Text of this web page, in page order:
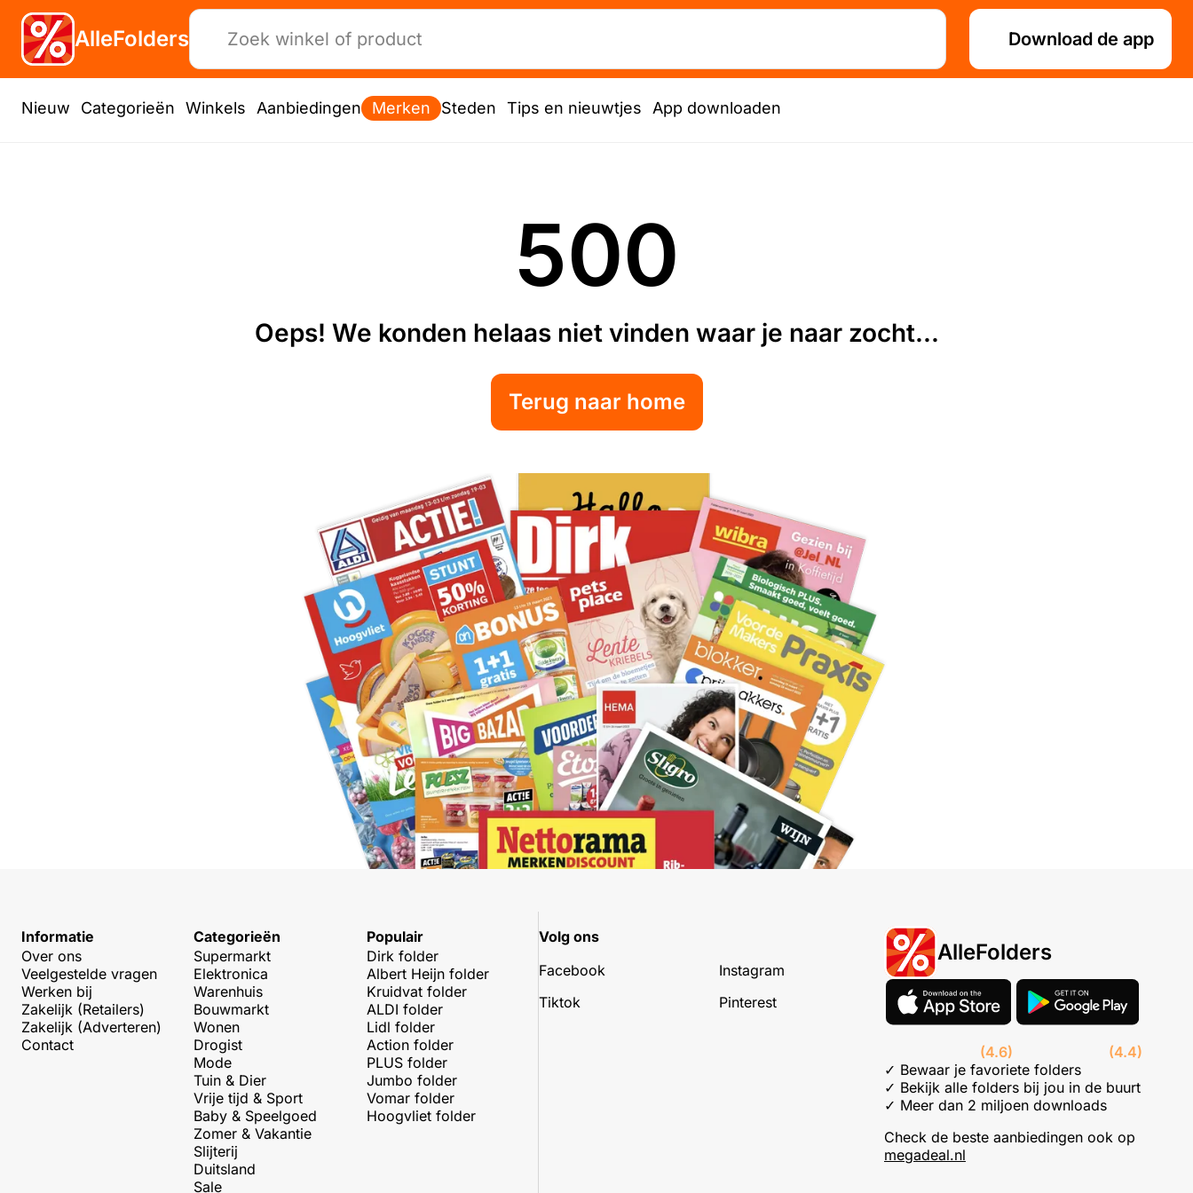
AlleFolders Download de app
Nieuw Categorieën Winkels Aanbiedingen Merken Steden Tips en nieuwtjes App downloaden
500
Oeps! We konden helaas niet vinden waar je naar zocht...
Terug naar home
Informatie
Over ons
Veelgestelde vragen
Werken bij
Zakelijk (Retailers)
Zakelijk (Adverteren)
Contact
Categorieën
Supermarkt
Elektronica
Warenhuis
Bouwmarkt
Wonen
Drogist
Mode
Tuin & Dier
Vrije tijd & Sport
Baby & Speelgoed
Zomer & Vakantie
Slijterij
Duitsland
Sale
Populair
Dirk folder
Albert Heijn folder
Kruidvat folder
ALDI folder
Lidl folder
Action folder
PLUS folder
Jumbo folder
Vomar folder
Hoogvliet folder
Volg ons
Facebook
Instagram
Tiktok
Pinterest
AlleFolders
(4.6)
(4.4)
✓ Bewaar je favoriete folders
✓ Bekijk alle folders bij jou in de buurt
✓ Meer dan 2 miljoen downloads
Check de beste aanbiedingen ook op
megadeal.nl